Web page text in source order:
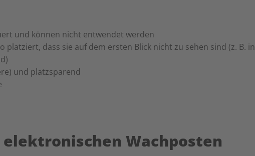
und können nicht entwendet werden
platziert, dass sie auf dem ersten Blick nicht zu sehen sind (z. B. in
und platzsparend
Wachposten